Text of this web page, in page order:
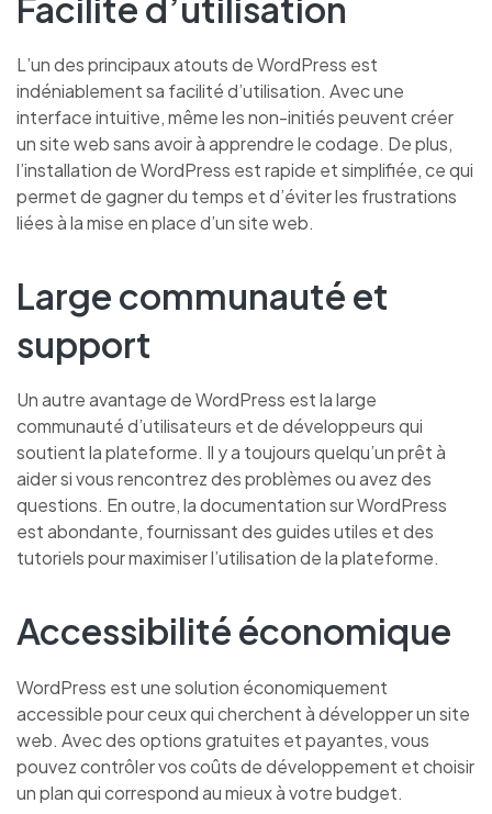
L’un des principaux atouts de WordPress est
indéniablement sa facilité d’utilisation. Avec une
interface intuitive, même les non-initiés peuvent créer
un site web sans avoir à apprendre le codage. De plus,
l’installation de WordPress est rapide et simplifiée, ce qui
permet de gagner du temps et d’éviter les frustrations
liées à la mise en place d’un site web.
Large communauté et
support
Un autre avantage de WordPress est la large
communauté d’utilisateurs et de développeurs qui
soutient la plateforme. Il y a toujours quelqu’un prêt à
aider si vous rencontrez des problèmes ou avez des
questions. En outre, la documentation sur WordPress
est abondante, fournissant des guides utiles et des
tutoriels pour maximiser l’utilisation de la plateforme.
Accessibilité économique
WordPress est une solution économiquement
accessible pour ceux qui cherchent à développer un site
web. Avec des options gratuites et payantes, vous
pouvez contrôler vos coûts de développement et choisir
un plan qui correspond au mieux à votre budget.